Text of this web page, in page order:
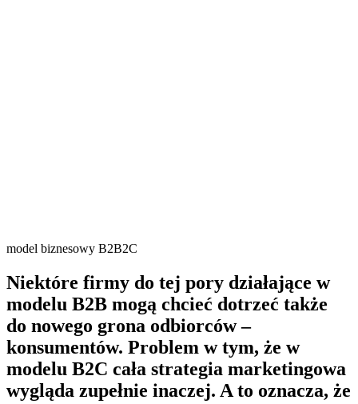
model biznesowy B2B2C
Niektóre firmy do tej pory działające w
modelu B2B mogą chcieć dotrzeć także
do nowego grona odbiorców –
konsumentów. Problem w tym, że w
modelu B2C cała strategia marketingowa
wygląda zupełnie inaczej. A to oznacza, że